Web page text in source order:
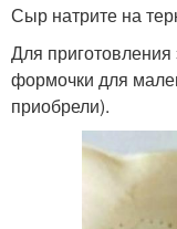
Сыр натрите на
Для
формочки для
приобрели).